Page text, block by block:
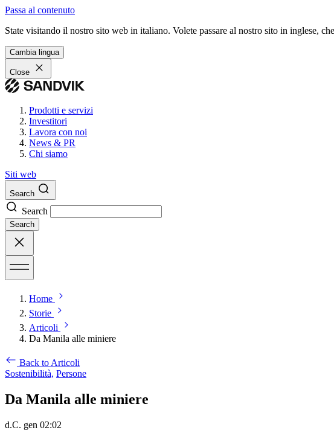
Passa al contenuto
State visitando il nostro sito web in italiano. Volete passare al nostro sito in inglese,
Cambia lingua
Close
Prodotti e servizi
Investitori
Lavora con noi
News & PR
Chi siamo
Siti web
Search
Search
Search
Home
Storie
Articoli
Da Manila alle miniere
Back to Articoli
Sostenibilità, Persone
Da Manila alle miniere
d.C. gen 02:02